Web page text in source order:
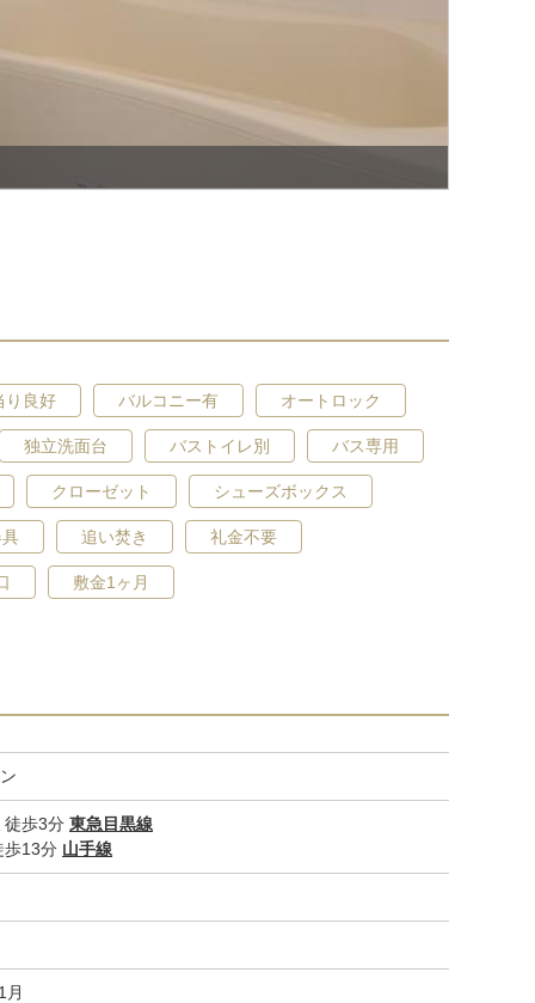
り良好 バルコニー有 オートロック
独立洗面台 バストイレ別 バス専用
クローゼット シューズボックス
追い焚き 礼金不要
敷金1ヶ月
徒歩3分 東急目黒線
13分 山手線
月